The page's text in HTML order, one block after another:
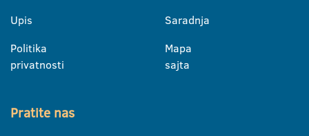
Upis
Politika
privatnosti
Saradnja
Mapa
sajta
Pratite nas